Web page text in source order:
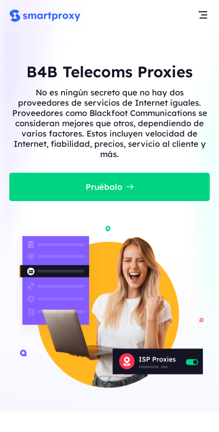
B4B Telecoms Proxies
No es ningún secreto que no hay dos
proveedores de servicios de Internet iguales.
Proveedores como Blackfoot Communications se
consideran mejores que otros, dependiendo de
varios factores. Estos incluyen velocidad de
Internet, fiabilidad, precios, servicio al cliente y
más.
Pruébalo